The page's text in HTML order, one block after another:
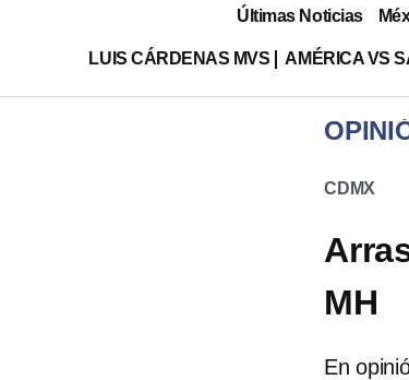
Últimas Noticias
LUIS CÁRDENAS MVS AMÉRICA VS
CDMX
MH
En